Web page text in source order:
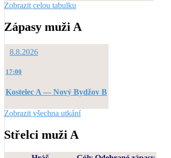
Zobrazit celou tabulku
Zápasy muži A
8.8.2026
17:00
Kostelec A — Nový Bydžov B
Zobrazit všechna utkání
Střelci muži A